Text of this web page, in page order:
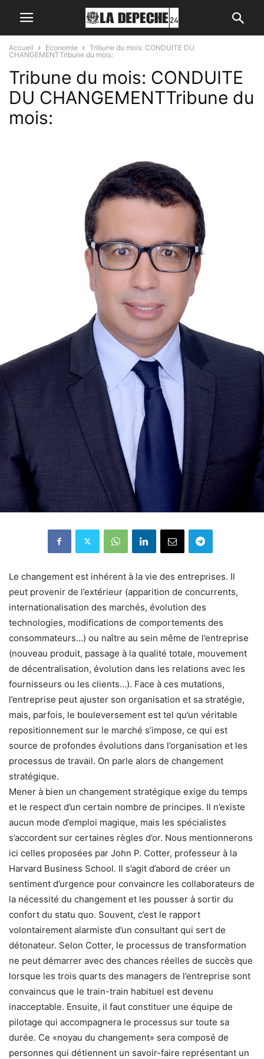
Accueil Economie
Tribune du mois: CONDUITE DU
CHANGEMENTTribune du mois:
Tribune du mois: CONDUITE
DU CHANGEMENTTribune du
mois:
Le changement est inhérent à la vie des entreprises. Il
peut provenir de l’extérieur (apparition de concurrents,
internationalisation des marchés, évolution des
technologies, modifications de comportements des
consommateurs…) ou naître au sein même de l’entreprise
(nouveau produit, passage à la qualité totale, mouvement
de décentralisation, évolution dans les relations avec les
fournisseurs ou les clients…). Face à ces mutations,
l’entreprise peut ajuster son organisation et sa stratégie,
mais, parfois, le bouleversement est tel qu’un véritable
repositionnement sur le marché s’impose, ce qui est
source de profondes évolutions dans l’organisation et les
processus de travail. On parle alors de changement
stratégique.
Mener à bien un changement stratégique exige du temps
et le respect d’un certain nombre de principes. Il n’existe
aucun mode d’emploi magique, mais les spécialistes
s’accordent sur certaines règles d’or. Nous mentionnerons
ici celles proposées par John P. Cotter, professeur à la
Harvard Business School. Il s’agit d’abord de créer un
sentiment d’urgence pour convaincre les collaborateurs de
la nécessité du changement et les pousser à sortir du
confort du statu quo. Souvent, c’est le rapport
volontairement alarmiste d’un consultant qui sert de
détonateur. Selon Cotter, le processus de transformation
ne peut démarrer avec des chances réelles de succès que
lorsque les trois quarts des managers de l’entreprise sont
convaincus que le train-train habituel est devenu
inacceptable. Ensuite, il faut constituer une équipe de
pilotage qui accompagnera le processus sur toute sa
durée. Ce «noyau du changement» sera composé de
personnes qui détiennent un savoir-faire représentant un